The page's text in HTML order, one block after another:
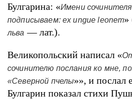
Булгарина: «Имени
подписываем: ex ungue leonem»
льва — лат.).
Великопольский написал «
сочинителю послания ко мне,
«Северной пчелы»», и послал
Булгарин показал стихи